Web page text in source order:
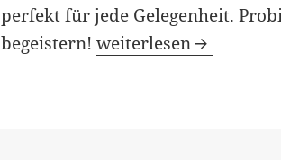
perfekt für jede Gelegenheit.
begeistern!Frischkäse-Blätterteig-
weiterlesen